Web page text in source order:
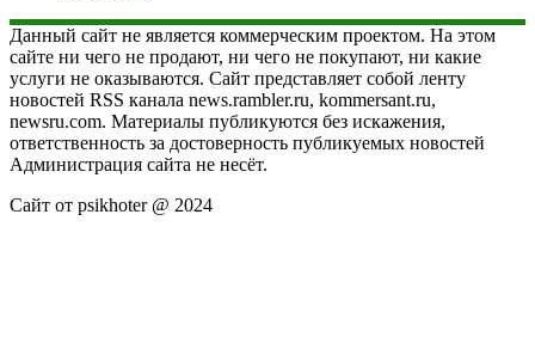
Данный сайт не является коммерческим проектом. На этом
сайте ни чего не продают, ни чего не покупают, ни какие
услуги не оказываются. Сайт представляет собой ленту
новостей RSS канала news.rambler.ru, kommersant.ru,
newsru.com. Материалы публикуются без искажения,
ответственность за достоверность публикуемых новостей
Администрация сайта не несёт.
Сайт от psikhoter @ 2024